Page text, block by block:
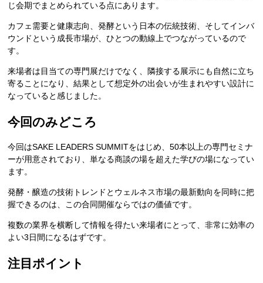
じ会期でまとめられている点にあります。
カフェ需要と健康志向、発酵という日本の伝統技術、そしてインバ
ウンドという成長市場が、ひとつの動線上でつながっているので
す。
来場者は目当ての専門展だけでなく、隣接する展示にも自然に立ち
寄ることになり、結果として想定外の出会いが生まれやすい設計に
なっていると感じました。
今回のみどころ
今回はSAKE LEADERS SUMMITをはじめ、50本以上の専門セミナ
ーが用意されており、単なる商談の場を超えた学びの場になってい
ます。
発酵・醸造の技術トレンドとウェルネス市場の最新動向を同時に把
握できるのは、この合同開催ならではの価値です。
複数の業界を横断して情報を得たい来場者にとって、非常に効率の
よい3日間になるはずです。
注目ポイント